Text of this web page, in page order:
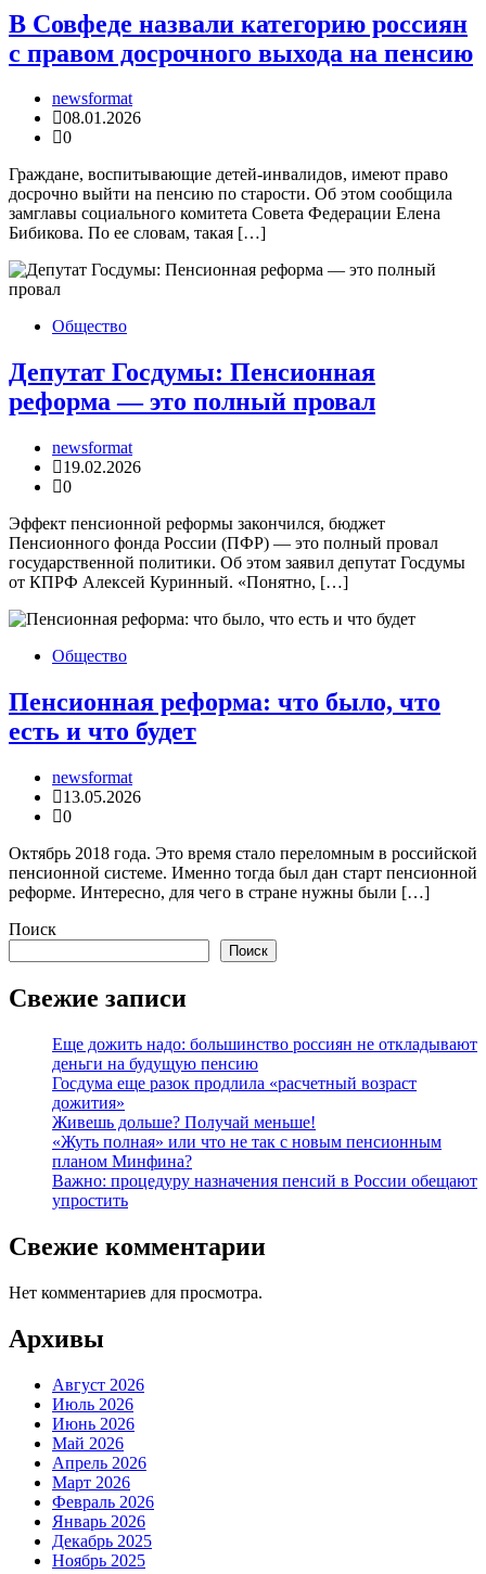
В Совфеде назвали категорию россиян
с правом досрочного выхода на пенсию
newsformat
08.01.2026
0
Граждане, воспитывающие детей-инвалидов, имеют право
досрочно выйти на пенсию по старости. Об этом сообщила
замглавы социального комитета Совета Федерации Елена
Бибикова. По ее словам, такая […]
Общество
Депутат Госдумы: Пенсионная
реформа — это полный провал
newsformat
19.02.2026
0
Эффект пенсионной реформы закончился, бюджет
Пенсионного фонда России (ПФР) — это полный провал
государственной политики. Об этом заявил депутат Госдумы
от КПРФ Алексей Куринный. «Понятно, […]
Общество
Пенсионная реформа: что было, что
есть и что будет
newsformat
13.05.2026
0
Октябрь 2018 года. Это время стало переломным в российской
пенсионной системе. Именно тогда был дан старт пенсионной
реформе. Интересно, для чего в стране нужны были […]
Поиск
Поиск
Свежие записи
Еще дожить надо: большинство россиян не откладывают
деньги на будущую пенсию
Госдума еще разок продлила «расчетный возраст
дожития»
Живешь дольше? Получай меньше!
«Жуть полная» или что не так с новым пенсионным
планом Минфина?
Важно: процедуру назначения пенсий в России обещают
упростить
Свежие комментарии
Нет комментариев для просмотра.
Архивы
Август 2026
Июль 2026
Июнь 2026
Май 2026
Апрель 2026
Март 2026
Февраль 2026
Январь 2026
Декабрь 2025
Ноябрь 2025